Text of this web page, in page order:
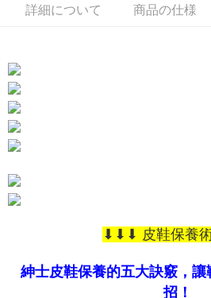
お支払期限は、ショップが請求した期日と
わらず、AFTEEで指定された期限内にお支払
二、支払い限度額
1.初回 AFTEEを ご利用の際に、認証結果及
き、限度額が設定されます。
2.決済金額は最低NT$20です。
三、利用規約「AFTEE代金後払い」（以下
ロテクションズ（以下 AFTEE という）が提
の氏名、電話番号、受取人の氏名、電話番
限らない）は、AFTEEに渡され当サービス
ームページの『個人情報の収集、処理及び
https://aftee.tw/privacypolicy/ ）。
離島宅配
海外宅配
詳細について 商品の仕様
⬇⬇⬇ 皮鞋保養
紳士皮鞋保養的五大訣竅，
招！